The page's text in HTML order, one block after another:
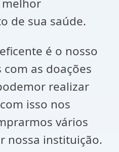
de sua saúde.
é o nosso
as doações
realizar
isso nos
vários
nossa instituição.